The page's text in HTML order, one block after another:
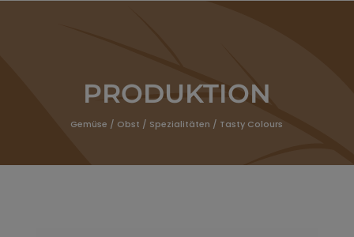
PRODUKTION
Gemüse / Obst / Spezialitäten / Tasty Colours